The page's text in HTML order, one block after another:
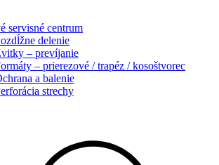
servisné centrum
delenie
– prevíjanie
– prierezové / trapéz / kosoštvorec
a balenie
strechy